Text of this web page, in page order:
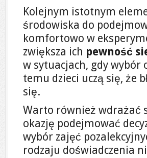
Kolejnym istotnym
środowiska do
komfortowo w
zwiększa ich pewność
w sytuacjach, gdy wybór
temu dzieci uczą się, że
się.
Warto również wdrażać
okazję podejmować
wybór zajęć
rodzaju doświadczenia